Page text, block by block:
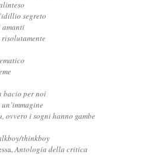
segreto
amanti
risolutamente
bacio per noi
ovvero i sogni hanno gambe
thinkboy
Antologia della critica